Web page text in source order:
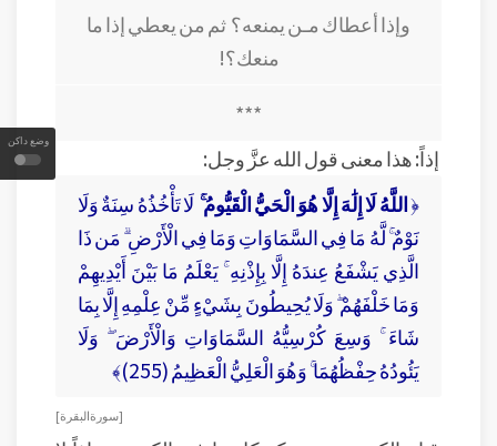
وضع داكن
وإذا أعطاك مـن يمنعه؟ ثم من يعطي إذا ما
منعك؟!
***
إذاً: هذا معنى قول الله عزَّ وجل:
﴿اللَّهُ لَا إِلَٰهَ إِلَّا هُوَ الْحَيُّ الْقَيُّومُ ۚ لَا تَأْخُذُهُ سِنَةٌ وَلَا
نَوْمٌ ۚ لَّهُ مَا فِي السَّمَاوَاتِ وَمَا فِي الْأَرْضِ ۗ مَن ذَا
الَّذِي يَشْفَعُ عِندَهُ إِلَّا بِإِذْنِهِ ۚ يَعْلَمُ مَا بَيْنَ أَيْدِيهِمْ
وَمَا خَلْفَهُمْ ۖ وَلَا يُحِيطُونَ بِشَيْءٍ مِّنْ عِلْمِهِ إِلَّا بِمَا
شَاءَ ۚ وَسِعَ كُرْسِيُّهُ السَّمَاوَاتِ وَالْأَرْضَ ۖ وَلَا
يَئُودُهُ حِفْظُهُمَا ۚ وَهُوَ الْعَلِيُّ الْعَظِيمُ (255)﴾
[ سورة البقرة ]